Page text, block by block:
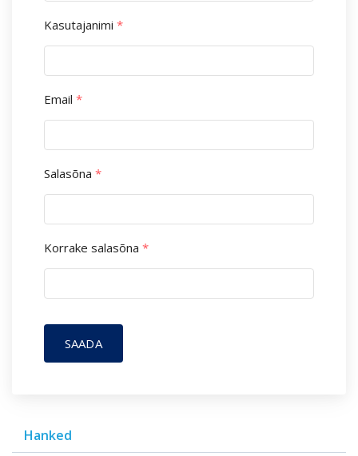
Hanked
Kasutajanimi *
Email *
Salasõna *
Korrake salasõna *
SAADA